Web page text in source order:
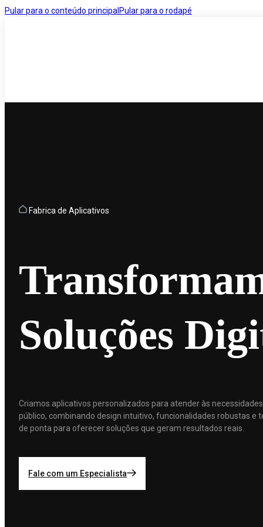
Pular para o conteúdo principal Pular para o rodapé
Fabrica de Aplicativos
Soluções
Criamos aplicativos personalizados para atender às
público, combinando design intuitivo, funcionalidades robustas e
de ponta para oferecer soluções que geram resultados reais.
Fale com um Especialista